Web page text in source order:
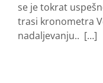
se je tokrat
trasi kronometra
nadaljevanju.. […]